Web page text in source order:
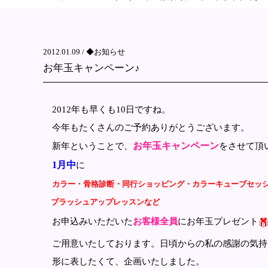
2012.01.09 / ◆お知らせ
お年玉キャンペーン♪
2012年も早くも10日ですね。
今年もたくさんのご予約ありがとうございます。
新年ということで、 お年玉キャンペーンをさせて頂
1月中に
カラー・骨格診断・同行ショッピング・カラーキューブセッ
ブラッシュアップレッスンなど
お申込みいただいたお客様全員にお年玉プレゼント
ご用意いたしております。日頃からの私の感謝の気
形に表したくて、企画いたしました。